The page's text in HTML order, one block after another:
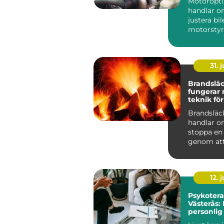
handlar
justera
31.
fungerar
teknik för
handlar
stoppa en
genom
12.
Västerås: